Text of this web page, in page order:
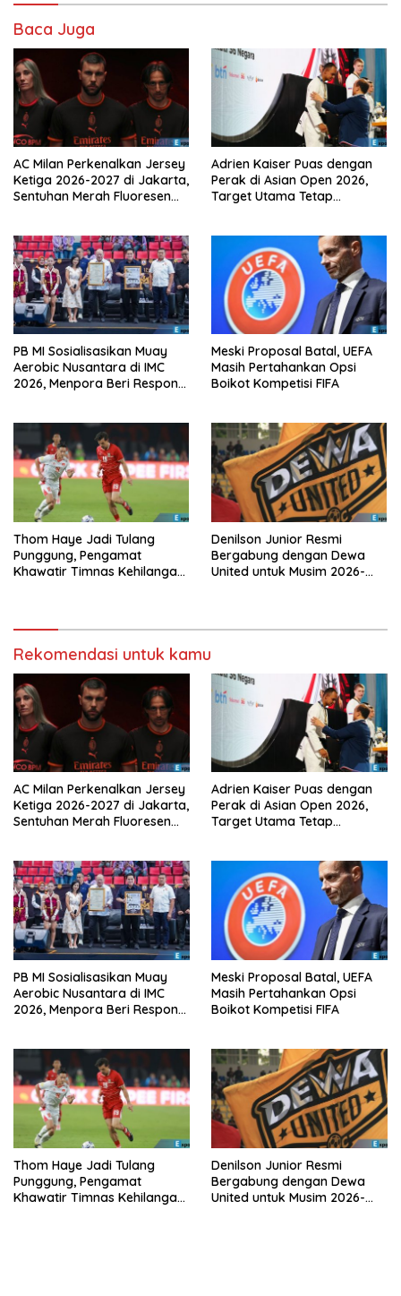
Baca Juga
AC Milan Perkenalkan Jersey
Ketiga 2026-2027 di Jakarta,
Sentuhan Merah Fluoresen
Adrien Kaiser Puas dengan
Perak di Asian Open 2026,
Target Utama Tetap
PB MI Sosialisasikan Muay
Aerobic Nusantara di IMC
2026, Menpora Beri Respons
Meski Proposal Batal, UEFA
Masih Pertahankan Opsi
Boikot Kompetisi FIFA
Thom Haye Jadi Tulang
Punggung, Pengamat
Khawatir Timnas Kehilangan
Denilson Junior Resmi
Bergabung dengan Dewa
United untuk Musim 2026-
Rekomendasi untuk kamu
AC Milan Perkenalkan Jersey
Ketiga 2026-2027 di Jakarta,
Sentuhan Merah Fluoresen
Adrien Kaiser Puas dengan
Perak di Asian Open 2026,
Target Utama Tetap
PB MI Sosialisasikan Muay
Aerobic Nusantara di IMC
2026, Menpora Beri Respons
Meski Proposal Batal, UEFA
Masih Pertahankan Opsi
Boikot Kompetisi FIFA
Thom Haye Jadi Tulang
Punggung, Pengamat
Khawatir Timnas Kehilangan
Denilson Junior Resmi
Bergabung dengan Dewa
United untuk Musim 2026-